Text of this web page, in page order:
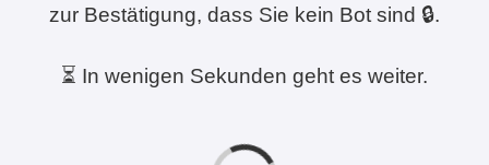
zur Bestätigung, dass Sie kein Bot sind 🔒.
⏳ In wenigen Sekunden geht es weiter.